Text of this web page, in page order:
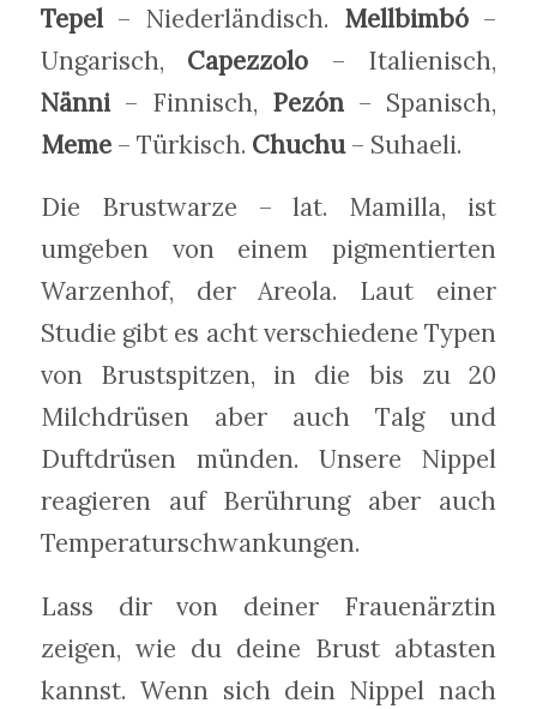
Tepel– Niederländisch. Mellbimbó–
Ungarisch, Capezzolo – Italienisch,
Nänni– Finnisch, Pezón – Spanisch,
Meme– Türkisch. Chuchu– Suhaeli.
Die Brustwarze – lat. Mamilla, ist
umgeben von einem pigmentierten
Warzenhof, der Areola. Laut einer
Studie gibt es acht verschiedene Typen
von Brustspitzen, in die bis zu 20
Milchdrüsen aber auch Talg und
Duftdrüsen münden. Unsere Nippel
reagieren auf Berührung aber auch
Temperaturschwankungen.
Lass dir von deiner Frauenärztin
zeigen, wie du deine Brust abtasten
kannst. Wenn sich dein Nippel nach